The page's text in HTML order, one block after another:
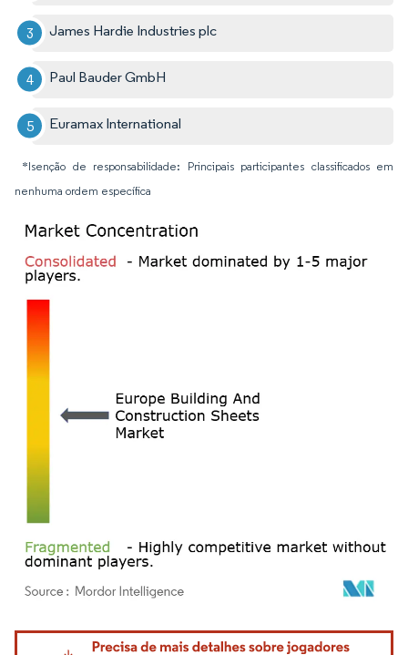
James Hardie Industries plc
Paul Bauder GmbH
Euramax International
*Isenção de responsabilidade: Principais participantes classificados em
nenhuma ordem específica
Imagem © Mordor Intelligence. O reuso requer atribuição conforme CC BY 4.0.